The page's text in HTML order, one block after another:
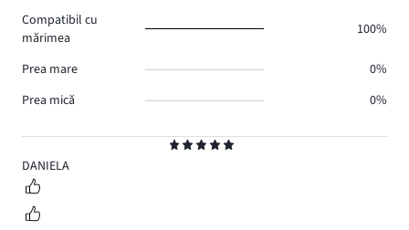
5
DANIELA
Compatibil cu
mărimea
100%
Prea mare
0%
Prea mică
0%